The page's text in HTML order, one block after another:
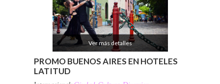
Ver más detalles
PROMO BUENOS AIRES EN HOTELES
LATITUD